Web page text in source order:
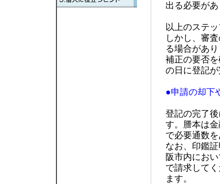
出る必要が
以上のステ
しかし、審
る場合があ
補正の要否
の日に登記
●申請の却下
登記の完了
す。謄本は
で必要通数
なお、印鑑
阪市内にお
で請求して
ます。